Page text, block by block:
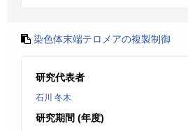
染色体末端テロメアの複製制御
研究代表者
石川 冬木
研究期間 (年度)